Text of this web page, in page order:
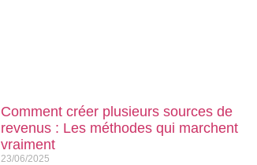
Comment créer plusieurs sources de
revenus : Les méthodes qui marchent
vraiment
23/06/2025